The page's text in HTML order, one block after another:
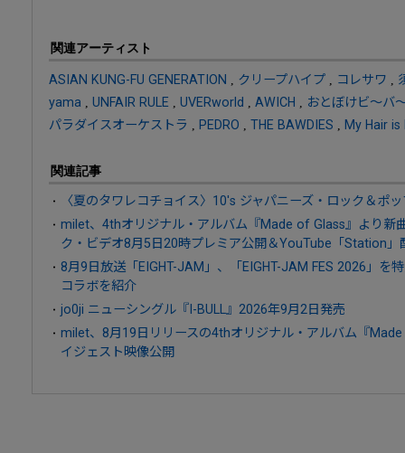
関連アーティスト
ASIAN KUNG-FU GENERATION , クリープハイプ , コレサワ ,
yama , UNFAIR RULE , UVERworld , AWICH , おとぼけビ～バ
パラダイスオーケストラ , PEDRO , THE BAWDIES , My Hair is
関連記事
〈夏のタワレコチョイス〉10's ジャパニーズ・ロック＆ポ
milet、4thオリジナル・アルバム『Made of Glass』より新
ク・ビデオ8月5日20時プレミア公開＆YouTube「Station」
8月9日放送「EIGHT-JAM」、「EIGHT-JAM FES 2026」を
コラボを紹介
jo0ji ニューシングル『I-BULL』2026年9月2日発売
milet、8月19日リリースの4thオリジナル・アルバム『
イジェスト映像公開